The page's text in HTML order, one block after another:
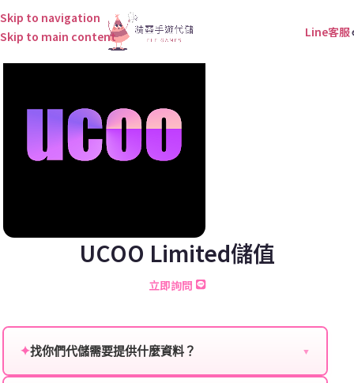
Skip to navigation
Skip to main content
Line客服
UCOO Limited儲值
立即詢問
✦找你們代儲需要提供什麼資料？ ▼